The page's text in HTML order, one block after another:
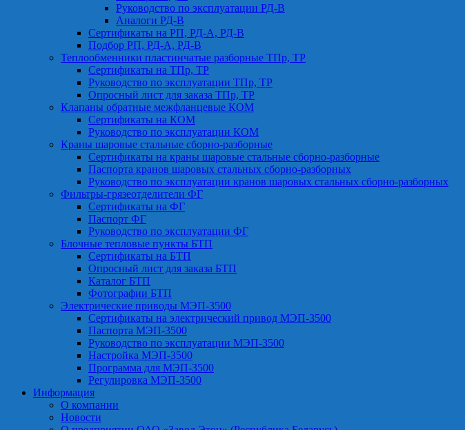
Руководство по эксплуатации РД-В
Аналоги РД-В
Сертификаты на РП, РД-А, РД-В
Подбор РП, РД-А, РД-В
Теплообменники пластинчатые разборные ТПр, ТР
Сертификаты на ТПр, ТР
Руководство по эксплуатации ТПр, ТР
Опросный лист для заказа ТПр, ТР
Клапаны обратные межфланцевые КОМ
Сертификаты на КОМ
Руководство по эксплуатации КОМ
Краны шаровые стальные сборно-разборные
Сертификаты на краны шаровые стальные сборно-разборные
Паспорта кранов шаровых стальных сборно-разборных
Руководство по эксплуатации кранов шаровых стальных сборно-разборных
Фильтры-грязеотделители ФГ
Сертификаты на ФГ
Паспорт ФГ
Руководство по эксплуатации ФГ
Блочные тепловые пункты БТП
Сертификаты на БТП
Опросный лист для заказа БТП
Каталог БТП
Фотографии БТП
Электрические приводы МЭП-3500
Сертификаты на электрический привод МЭП-3500
Паспорта МЭП-3500
Руководство по эксплуатации МЭП-3500
Настройка МЭП-3500
Программа для МЭП-3500
Регулировка МЭП-3500
Информация
О компании
Новости